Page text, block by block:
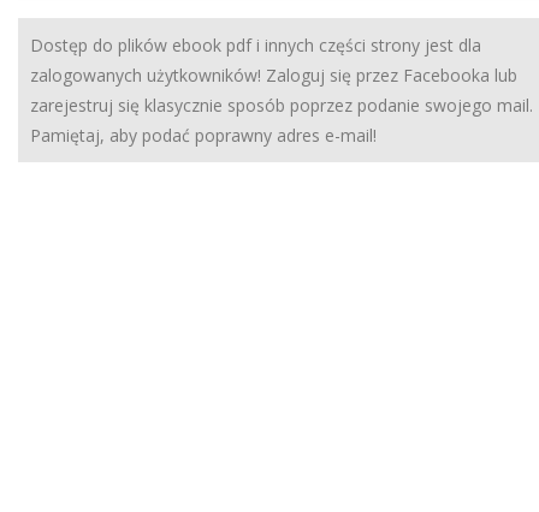
Dostęp do plików ebook pdf i innych części strony jest dla
zalogowanych użytkowników! Zaloguj się przez Facebooka lub
zarejestruj się klasycznie sposób poprzez podanie swojego mail.
Pamiętaj, aby podać poprawny adres e-mail!